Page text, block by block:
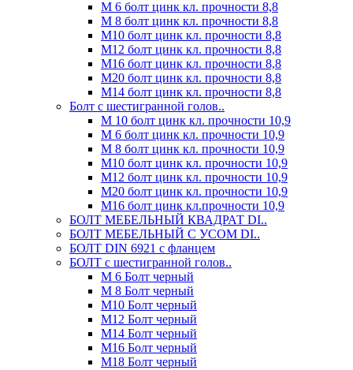
М 6 болт цинк кл. прочности 8,8
М 8 болт цинк кл. прочности 8,8
М10 болт цинк кл. прочности 8,8
М12 болт цинк кл. прочности 8,8
М16 болт цинк кл. прочности 8,8
М20 болт цинк кл. прочности 8,8
М14 болт цинк кл. прочности 8,8
Болт с шестигранной голов..
М 10 болт цинк кл. прочности 10,9
М 6 болт цинк кл. прочности 10,9
М 8 болт цинк кл. прочности 10,9
М10 болт цинк кл. прочности 10,9
М12 болт цинк кл. прочности 10,9
М20 болт цинк кл. прочности 10,9
М16 болт цинк кл.прочности 10,9
БОЛТ МЕБЕЛЬНЫЙ КВАДРАТ DI..
БОЛТ МЕБЕЛЬНЫЙ С УСОМ DI..
БОЛТ DIN 6921 c фланцем
БОЛТ с шестигранной голов..
М 6 Болт черный
М 8 Болт черный
М10 Болт черный
М12 Болт черный
М14 Болт черный
М16 Болт черный
М18 Болт черный